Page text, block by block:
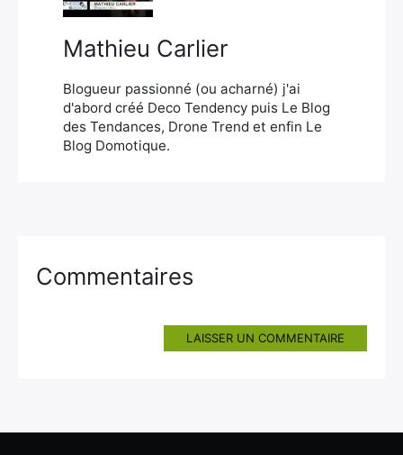
Mathieu Carlier
Blogueur passionné (ou acharné) j'ai
d'abord créé Deco Tendency puis Le Blog
des Tendances, Drone Trend et enfin Le
Blog Domotique.
Commentaires
LAISSER UN COMMENTAIRE